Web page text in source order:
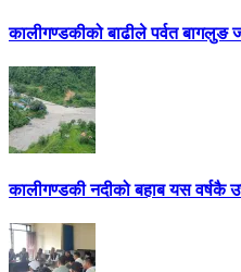
कालीगण्डकीको बाढीले पर्वत बागलुङ
कालीगण्डकी नदीको बहाब यस वर्षकै